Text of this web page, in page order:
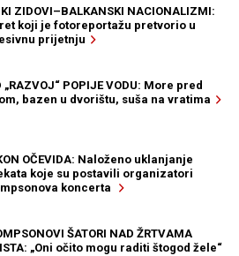
ZIDOVI–BALKANSKI NACIONALIZMI:
koji je fotoreportažu pretvorio u
prijetnju
„RAZVOJ“ POPIJE VODU: More pred
bazen u dvorištu, suša na vratima
OČEVIDA: Naloženo uklanjanje
koje su postavili organizatori
koncerta
ŠATORI NAD ŽRTVAMA
„Oni očito mogu raditi štogod žele“